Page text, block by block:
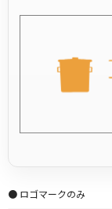
● ロゴマークのみ